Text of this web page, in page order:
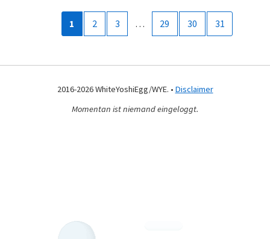
1 2 3 … 29 30 31
2016-2026 WhiteYoshiEgg/WYE. • Disclaimer
Momentan ist niemand eingeloggt.